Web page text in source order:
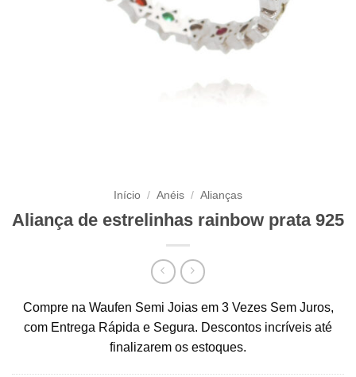
Início / Anéis / Alianças
Aliança de estrelinhas rainbow prata 925
Compre na Waufen Semi Joias em 3 Vezes Sem Juros,
com Entrega Rápida e Segura. Descontos incríveis até
finalizarem os estoques.